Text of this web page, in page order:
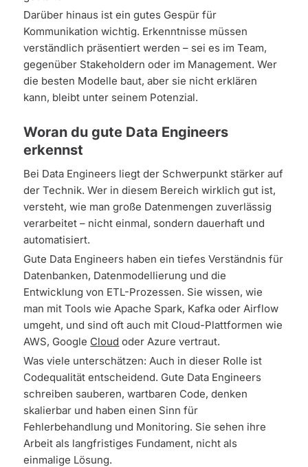
Darüber hinaus ist ein gutes Gespür für
Kommunikation wichtig. Erkenntnisse müssen
verständlich präsentiert werden – sei es im Team,
gegenüber Stakeholdern oder im Management. Wer
die besten Modelle baut, aber sie nicht erklären
kann, bleibt unter seinem Potenzial.
Woran du gute Data Engineers
erkennst
Bei Data Engineers liegt der Schwerpunkt stärker auf
der Technik. Wer in diesem Bereich wirklich gut ist,
versteht, wie man große Datenmengen zuverlässig
verarbeitet – nicht einmal, sondern dauerhaft und
automatisiert.
Gute Data Engineers haben ein tiefes Verständnis für
Datenbanken, Datenmodellierung und die
Entwicklung von ETL-Prozessen. Sie wissen, wie
man mit Tools wie Apache Spark, Kafka oder Airflow
umgeht, und sind oft auch mit Cloud-Plattformen wie
AWS, Google Cloud oder Azure vertraut.
Was viele unterschätzen: Auch in dieser Rolle ist
Codequalität entscheidend. Gute Data Engineers
schreiben sauberen, wartbaren Code, denken
skalierbar und haben einen Sinn für
Fehlerbehandlung und Monitoring. Sie sehen ihre
Arbeit als langfristiges Fundament, nicht als
einmalige Lösung.